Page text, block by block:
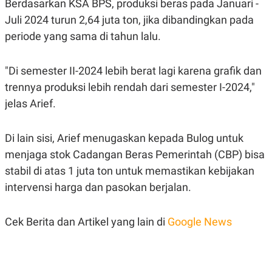
S
T
D
A
A
E
S
K
O
T
T
V
L
I
S
JARINGAN
N
R
E
Berdasarkan KSA BPS, produksi beras pada Januari -
Juli 2024 turun 2,64 juta ton, jika dibandingkan pada
periode yang sama di tahun lalu.
"Di semester II-2024 lebih berat lagi karena grafik dan
trennya produksi lebih rendah dari semester I-2024,"
jelas Arief.
Di lain sisi, Arief menugaskan kepada Bulog untuk
menjaga stok Cadangan Beras Pemerintah (CBP) bisa
stabil di atas 1 juta ton untuk memastikan kebijakan
intervensi harga dan pasokan berjalan.
Cek Berita dan Artikel yang lain di Google News